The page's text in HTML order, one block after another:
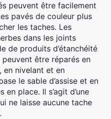
peuvent être facilement
pavés de couleur plus
les taches. Les
dans les joints
de produits d’étanchéité
peuvent être réparés en
en nivelant et en
le sable d’assise et en
place. Il s’agit d’une
ne laisse aucune tache